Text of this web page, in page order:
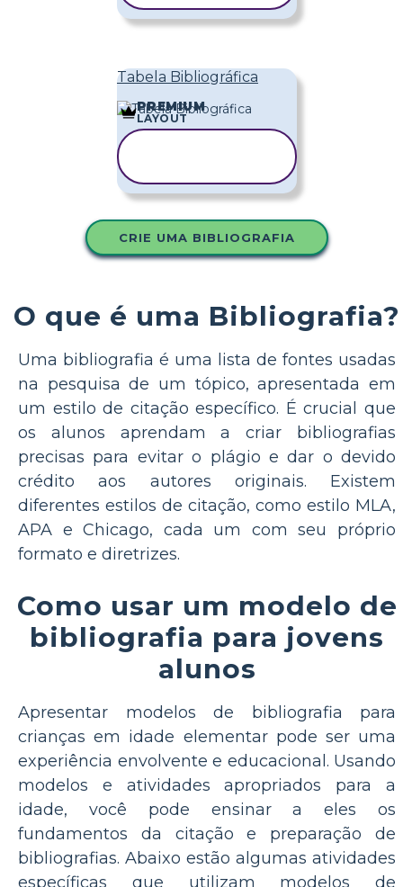
Tabela Bibliográfica
PREMIUM
LAYOUT
CRIE UMA BIBLIOGRAFIA
O que é uma Bibliografia?
Uma bibliografia é uma lista de fontes usadas
na pesquisa de um tópico, apresentada em
um estilo de citação específico. É crucial que
os alunos aprendam a criar bibliografias
precisas para evitar o plágio e dar o devido
crédito aos autores originais. Existem
diferentes estilos de citação, como estilo MLA,
APA e Chicago, cada um com seu próprio
formato e diretrizes.
Como usar um modelo de
bibliografia para jovens
alunos
Apresentar modelos de bibliografia para
crianças em idade elementar pode ser uma
experiência envolvente e educacional. Usando
modelos e atividades apropriados para a
idade, você pode ensinar a eles os
fundamentos da citação e preparação de
bibliografias. Abaixo estão algumas atividades
específicas que utilizam modelos de